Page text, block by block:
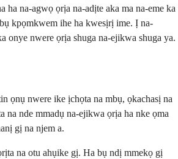
ha na-agwọ ọrịa na-adịte aka ma na-eme ka
kpọmkwem ihe ha kwesịrị ime. Ị na-
onye nwere ọrịa shuga na-ejikwa shuga ya.
ọnụ nwere ike ịchọta na mbụ, ọkachasị na
na nde mmadụ na-ejikwa ọrịa ha nke ọma
gị na njem a.
na otu ahụike gị. Ha bụ ndị mmekọ gị